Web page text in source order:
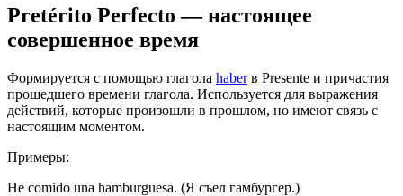
Pretérito Perfecto — настоящее
совершенное время
Формируется с помощью глагола haberв Presente и причастия
прошедшего времени глагола. Используется для выражения
действий, которые произошли в прошлом, но имеют связь с
настоящим моментом.
Примеры:
He comido una hamburguesa. (Я съел гамбургер.)